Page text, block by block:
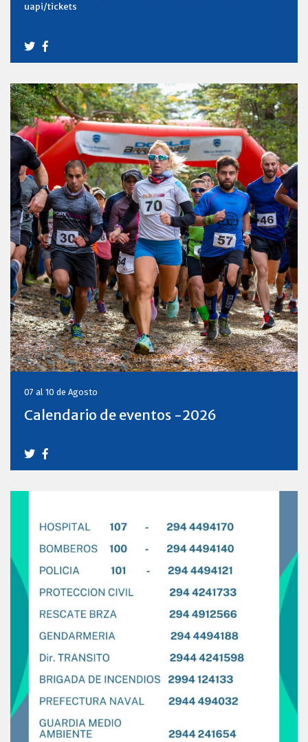
uapi/tickets
07 al 10 de Agosto
Calendario de eventos -2026